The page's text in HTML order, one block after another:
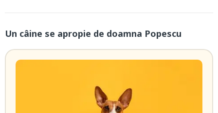
Un câine se apropie de doamna Popescu